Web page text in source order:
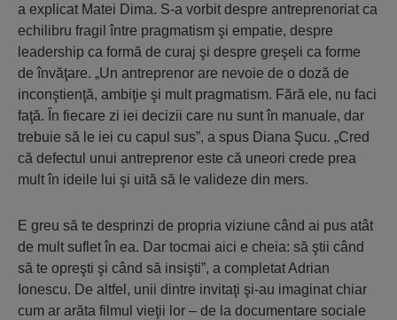
a explicat Matei Dima. S-a vorbit despre antreprenoriat ca
echilibru fragil între pragmatism şi empatie, despre
leadership ca formă de curaj şi despre greşeli ca forme
de învăţare. „Un antreprenor are nevoie de o doză de
inconştienţă, ambiţie şi mult pragmatism. Fără ele, nu faci
faţă. În fiecare zi iei decizii care nu sunt în manuale, dar
trebuie să le iei cu capul sus”, a spus Diana Şucu. „Cred
că defectul unui antreprenor este că uneori crede prea
mult în ideile lui şi uită să le valideze din mers.
E greu să te desprinzi de propria viziune când ai pus atât
de mult suflet în ea. Dar tocmai aici e cheia: să ştii când
să te opreşti şi când să insişti”, a completat Adrian
Ionescu. De altfel, unii dintre invitaţi şi-au imaginat chiar
cum ar arăta filmul vieţii lor – de la documentare sociale